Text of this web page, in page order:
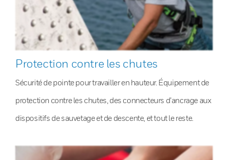
Protection contre les chutes
Sécurité de pointe pour travailler en hauteur. Équipement de
protection contre les chutes, des connecteurs d’ancrage aux
dispositifs de sauvetage et de descente, et tout le reste.